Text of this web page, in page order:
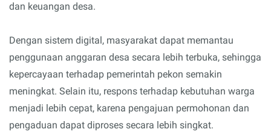
dan keuangan desa.
Dengan sistem digital, masyarakat dapat memantau
penggunaan anggaran desa secara lebih terbuka, sehingga
kepercayaan terhadap pemerintah pekon semakin
meningkat. Selain itu, respons terhadap kebutuhan warga
menjadi lebih cepat, karena pengajuan permohonan dan
pengaduan dapat diproses secara lebih singkat.